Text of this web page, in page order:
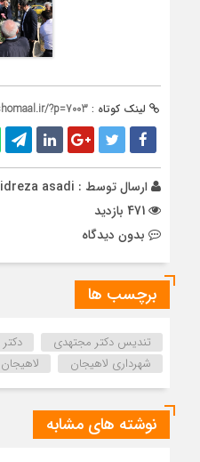
لینک کوتاه : ?p=7003
ارسال توسط : asadi
بدون دیدگاه
برچسب ها
تندیس دکتر مجتهدی
شهرداری لاهیجان
لاهیجان
نوشته های مشابه